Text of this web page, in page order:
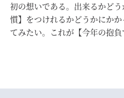
初の想いである。出来るかど
慣】をつけれるかどうかにか
てみたい。これが【今年の抱負